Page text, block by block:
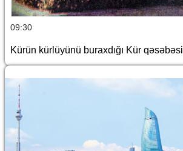
09:30
Kürün kürlüyünü buraxdığı Kür qəsəbəsi